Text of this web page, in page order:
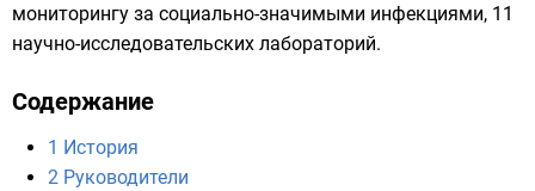
мониторингу за социально-значимыми инфекциями, 11
научно-исследовательских лабораторий.
Содержание
1 История
2 Руководители